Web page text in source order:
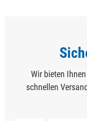
Wir bieten
schnellen